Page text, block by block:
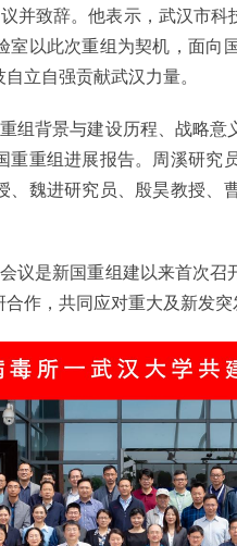
致辞。他表示，武汉市科
室以此次重组为契机，面向
立自强贡献武汉力量。
背景与建设历程、战略意
重重组进展报告。周溪研
、魏进研究员、殷昊教授
是新国重组建以来首次召
作，共同应对重大及新发突